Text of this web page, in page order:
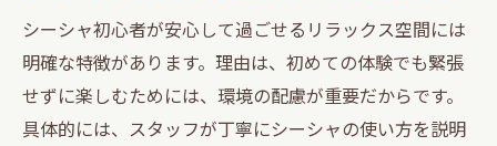
シーシャ初心者が安心して過ごせるリラックス空間には
明確な特徴があります。理由は、初めての体験でも緊張
せずに楽しむためには、環境の配慮が重要だからです。
具体的には、スタッフが丁寧にシーシャの使い方を説明